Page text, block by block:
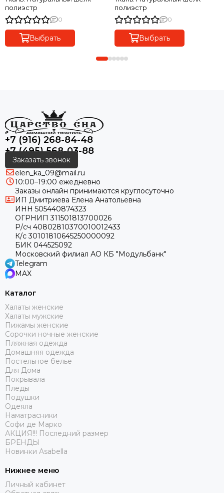
полиэстр
0
Выбрать
полиэстр
0
Выбрать
+7 (916) 268-84-48
+7 (495) 568-03-88
Заказать звонок
elen_ka_09@mail.ru
10:00–19:00 ежедневно
Заказы онлайн принимаются круглосуточно
ИП Дмитриева Елена Анатольевна
ИНН 505440874323
ОГРНИП 311501813700026
Р/сч 40802810370010012433
К/с 30101810645250000092
БИК 044525092
Московский филиал АО КБ "Модульбанк"
Telegram
MAX
Каталог
Халаты женские
Халаты мужские
Пижамы женские
Сорочки ночные женские
Пляжная одежда
Домашняя одежда
Постельное белье
Для Дома
Покрывала
Пледы
Подушки
Одеяла
Наматрасники
Софи де Марко
АКЦИЯ!!! Последний размер
БРЕНДЫ
Новинки Asabella
Нижнее меню
Личный кабинет